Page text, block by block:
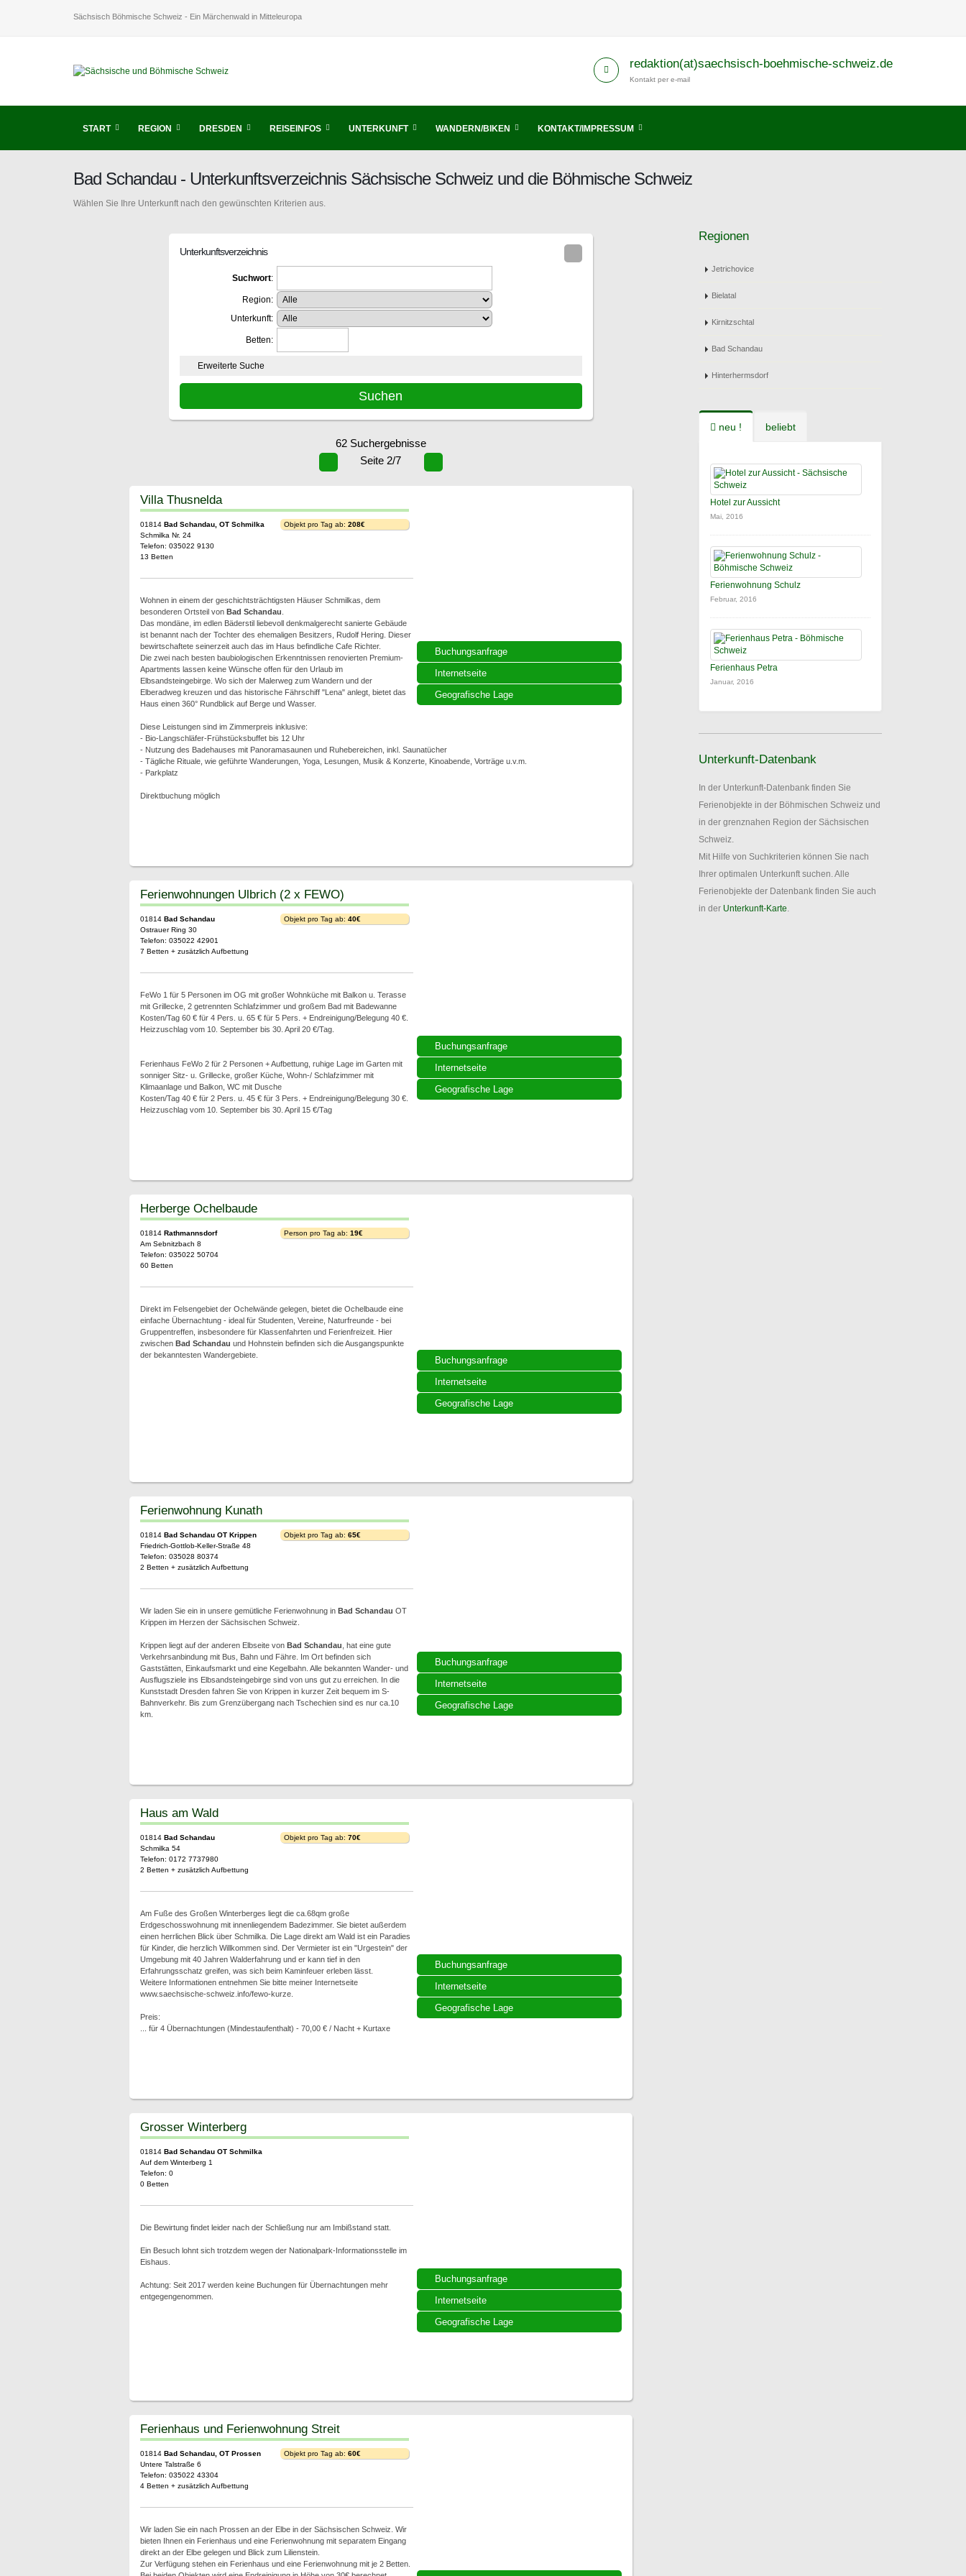
Sächsisch Böhmische Schweiz - Ein Märchenwald in Mitteleuropa
redaktion(at)saechsisch-boehmische-schweiz.de
Kontakt per e-mail
START REGION DRESDEN REISEINFOS UNTERKUNFT WANDERN/BIKEN KONTAKT/IMPRESSUM
Bad Schandau - Unterkunftsverzeichnis Sächsische Schweiz und die Böhmische Schweiz
Wählen Sie Ihre Unterkunft nach den gewünschten Kriterien aus.
Unterkunftsverzeichnis
Suchwort:
Region:
Unterkunft:
Betten:
Erweiterte Suche
62 Suchergebnisse
Seite 2/7
Buchungsanfrage
Internetseite
Geografische Lage
Villa Thusnelda
01814 Bad Schandau, OT Schmilka
Schmilka Nr. 24
Telefon: 035022 9130
13 Betten
Objekt pro Tag ab: 208€
Wohnen in einem der geschichtsträchtigsten Häuser Schmilkas, dem
besonderen Ortsteil von Bad Schandau
Das mondäne, im edlen Bäderstil liebevoll denkmalgerecht sanierte Gebäude
ist benannt nach der Tochter des ehemaligen Besitzers, Rudolf Hering. Dieser
bewirtschaftete seinerzeit auch das im Haus befindliche Cafe Richter.
Die zwei nach besten baubiologischen Erkenntnissen renovierten Premium-
Apartments lassen keine Wünsche offen für den Urlaub im
Elbsandsteingebirge. Wo sich der Malerweg zum Wandern und der
Elberadweg kreuzen und das historische Fährschiff "Lena" anlegt, bietet das
Haus einen 360° Rundblick auf Berge und Wasser.
Diese Leistungen sind im Zimmerpreis inklusive:
- Bio-Langschläfer-Frühstücksbuffet bis 12 Uhr
- Nutzung des Badehauses mit Panoramasaunen und Ruhebereichen, inkl. Saunatücher
- Tägliche Rituale, wie geführte Wanderungen, Yoga, Lesungen, Musik & Konzerte, Kinoabende, Vorträge u.v.m.
- Parkplatz
Direktbuchung möglich
Buchungsanfrage
Internetseite
Geografische Lage
Ferienwohnungen Ulbrich (2 x FEWO)
01814 Bad Schandau
Ostrauer Ring 30
Telefon: 035022 42901
7 Betten + zusätzlich Aufbettung
Objekt pro Tag ab: 40€
FeWo 1 für 5 Personen im OG mit großer Wohnküche mit Balkon u. Terasse
mit Grillecke, 2 getrennten Schlafzimmer und großem Bad mit Badewanne
Kosten/Tag 60 € für 4 Pers. u. 65 € für 5 Pers. + Endreinigung/Belegung 40 €.
Heizzuschlag vom 10. September bis 30. April 20 €/Tag.
Ferienhaus FeWo 2 für 2 Personen + Aufbettung, ruhige Lage im Garten mit
sonniger Sitz- u. Grillecke, großer Küche, Wohn-/ Schlafzimmer mit
Klimaanlage und Balkon, WC mit Dusche
Kosten/Tag 40 € für 2 Pers. u. 45 € für 3 Pers. + Endreinigung/Belegung 30 €.
Heizzuschlag vom 10. September bis 30. April 15 €/Tag
Buchungsanfrage
Internetseite
Geografische Lage
Herberge Ochelbaude
01814 Rathmannsdorf
Am Sebnitzbach 8
Telefon: 035022 50704
60 Betten
Person pro Tag ab: 19€
Direkt im Felsengebiet der Ochelwände gelegen, bietet die Ochelbaude eine
einfache Übernachtung - ideal für Studenten, Vereine, Naturfreunde - bei
Gruppentreffen, insbesondere für Klassenfahrten und Ferienfreizeit. Hier
zwischen Bad Schandau und Hohnstein befinden sich die Ausgangspunkte
der bekanntesten Wandergebiete.
Buchungsanfrage
Internetseite
Geografische Lage
Ferienwohnung Kunath
01814 Bad Schandau OT Krippen
Friedrich-Gottlob-Keller-Straße 48
Telefon: 035028 80374
2 Betten + zusätzlich Aufbettung
Objekt pro Tag ab: 65€
Wir laden Sie ein in unsere gemütliche Ferienwohnung in Bad Schandau OT
Krippen im Herzen der Sächsischen Schweiz.
Krippen liegt auf der anderen Elbseite von Bad Schandau , hat eine gute
Verkehrsanbindung mit Bus, Bahn und Fähre. Im Ort befinden sich
Gaststätten, Einkaufsmarkt und eine Kegelbahn. Alle bekannten Wander- und
Ausflugsziele ins Elbsandsteingebirge sind von uns gut zu erreichen. In die
Kunststadt Dresden fahren Sie von Krippen in kurzer Zeit bequem im S-
Bahnverkehr. Bis zum Grenzübergang nach Tschechien sind es nur ca.10
km.
Buchungsanfrage
Internetseite
Geografische Lage
Haus am Wald
01814 Bad Schandau
Schmilka 54
Telefon: 0172 7737980
2 Betten + zusätzlich Aufbettung
Objekt pro Tag ab: 70€
Am Fuße des Großen Winterberges liegt die ca.68qm große
Erdgeschosswohnung mit innenliegendem Badezimmer. Sie bietet außerdem
einen herrlichen Blick über Schmilka. Die Lage direkt am Wald ist ein Paradies
für Kinder, die herzlich Willkommen sind. Der Vermieter ist ein "Urgestein" der
Umgebung mit 40 Jahren Walderfahrung und er kann tief in den
Erfahrungsschatz greifen, was sich beim Kaminfeuer erleben lässt.
Weitere Informationen entnehmen Sie bitte meiner Internetseite
www.saechsische-schweiz.info/fewo-kurze.
Preis:
... für 4 Übernachtungen (Mindestaufenthalt) - 70,00 € / Nacht + Kurtaxe
Buchungsanfrage
Internetseite
Geografische Lage
Grosser Winterberg
01814 Bad Schandau OT Schmilka
Auf dem Winterberg 1
Telefon: 0
0 Betten
Die Bewirtung findet leider nach der Schließung nur am Imbißstand statt.
Ein Besuch lohnt sich trotzdem wegen der Nationalpark-Informationsstelle im
Eishaus.
Achtung: Seit 2017 werden keine Buchungen für Übernachtungen mehr
entgegengenommen.
Ferienhaus und Ferienwohnung Streit
01814 Bad Schandau, OT Prossen
Untere Talstraße 6
Telefon: 035022 43304
4 Betten + zusätzlich Aufbettung
Objekt pro Tag ab: 60€
Wir laden Sie ein nach Prossen an der Elbe in der Sächsischen Schweiz. Wir
bieten Ihnen ein Ferienhaus und eine Ferienwohnung mit separatem Eingang
direkt an der Elbe gelegen und Blick zum Lilienstein.
Zur Verfügung stehen ein Ferienhaus und eine Ferienwohnung mit je 2 Betten.
Regionen
Jetrichovice
Bielatal
Kirnitzschtal
Bad Schandau
Hinterhermsdorf
neu ! beliebt
Hotel zur Aussicht
Mai, 2016
Ferienwohnung Schulz
Februar, 2016
Ferienhaus Petra
Januar, 2016
Unterkunft-Datenbank
In der Unterkunft-Datenbank finden Sie
Ferienobjekte in der Böhmischen Schweiz und
in der grenznahen Region der Sächsischen
Schweiz.
Mit Hilfe von Suchkriterien können Sie nach
Ihrer optimalen Unterkunft suchen. Alle
Ferienobjekte der Datenbank finden Sie auch
in der Unterkunft-Karte.